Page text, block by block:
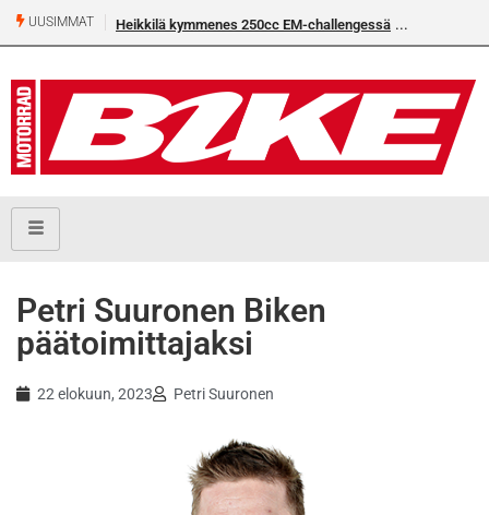
UUSIMMAT Heikkilä kymmenes 250cc EM-challengessä
Petri Suuronen Biken
päätoimittajaksi
22 elokuun, 2023 Petri Suuronen